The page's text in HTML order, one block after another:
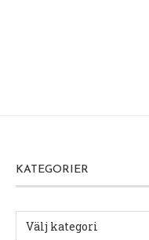
KATEGORIER